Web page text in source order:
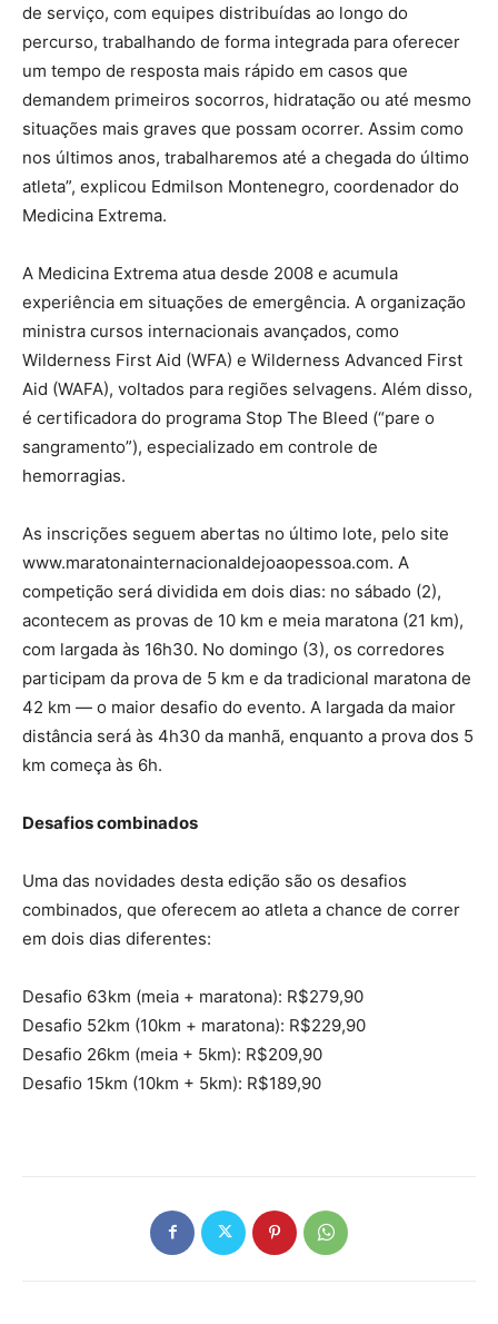
de serviço, com equipes distribuídas ao longo do
percurso, trabalhando de forma integrada para oferecer
um tempo de resposta mais rápido em casos que
demandem primeiros socorros, hidratação ou até mesmo
situações mais graves que possam ocorrer. Assim como
nos últimos anos, trabalharemos até a chegada do último
atleta”, explicou Edmilson Montenegro, coordenador do
Medicina Extrema.
A Medicina Extrema atua desde 2008 e acumula
experiência em situações de emergência. A organização
ministra cursos internacionais avançados, como
Wilderness First Aid (WFA) e Wilderness Advanced First
Aid (WAFA), voltados para regiões selvagens. Além disso,
é certificadora do programa Stop The Bleed (“pare o
sangramento”), especializado em controle de
hemorragias.
As inscrições seguem abertas no último lote, pelo site
www.maratonainternacionaldejoaopessoa.com. A
competição será dividida em dois dias: no sábado (2),
acontecem as provas de 10 km e meia maratona (21 km),
com largada às 16h30. No domingo (3), os corredores
participam da prova de 5 km e da tradicional maratona de
42 km — o maior desafio do evento. A largada da maior
distância será às 4h30 da manhã, enquanto a prova dos 5
km começa às 6h.
Desafios combinados
Uma das novidades desta edição são os desafios
combinados, que oferecem ao atleta a chance de correr
em dois dias diferentes:
Desafio 63km (meia + maratona): R$279,90
Desafio 52km (10km + maratona): R$229,90
Desafio 26km (meia + 5km): R$209,90
Desafio 15km (10km + 5km): R$189,90